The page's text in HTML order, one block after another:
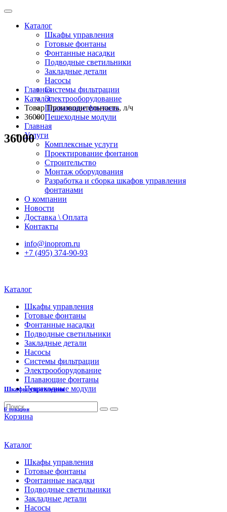
Каталог
Шкафы управления
Готовые фонтаны
Фонтанные насадки
Подводные светильники
Закладные детали
Насосы
Системы фильтрации
Электрооборудование
Плавающие фонтаны
Пешеходные модули
Главная
Услуги
Комплексные услуги
Проектирование фонтанов
Строительство
Монтаж оборудования
Разработка и сборка шкафов управления
фонтанами
О компании
Новости
Доставка \ Оплата
Контакты
info@inoprom.ru
+7 (495) 374-90-93
Каталог
Шкафы управления
Готовые фонтаны
Фонтанные насадки
Подводные светильники
Закладные детали
Насосы
Системы фильтрации
Электрооборудование
Плавающие фонтаны
Пешеходные модули
Корзина
Каталог
Шкафы управления
Готовые фонтаны
Фонтанные насадки
Подводные светильники
Закладные детали
Насосы
Главная
Каталог
Товар Производительность, л/ч
36000
36000
Шкафы управления
6 товаров